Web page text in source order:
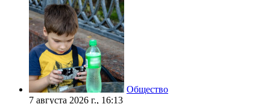
Общество
7 августа 2026 г., 16:13